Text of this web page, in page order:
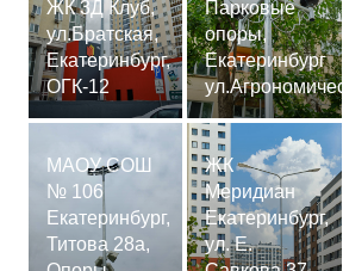
ЖК 3Д Клуб,
ул.Братская,
Екатеринбург,
ОГК-12
МАОУ СОШ
№ 106
Екатеринбург,
Титова 28а,
Парковые
опоры,
Екатеринбург
ЖК
Меридиан
Екатеринбург,
ул. Е.